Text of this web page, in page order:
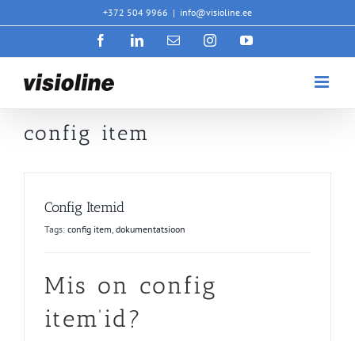
to
+372 504 9966 | info@visioline.ee
FacebookLinkedInEmail InstagramYouTube
config item
Config Itemid
Tags: config item, dokumentatsioon
Mis on config
item’id?